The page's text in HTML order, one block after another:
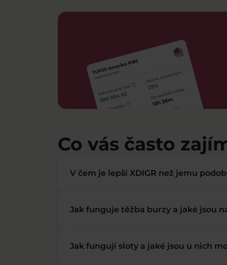
Co vás často
V čem je lepší XDIGR než jemu
Jak funguje těžba burzy a jaké jsou
Jak fungují sloty a jaké jsou u nich